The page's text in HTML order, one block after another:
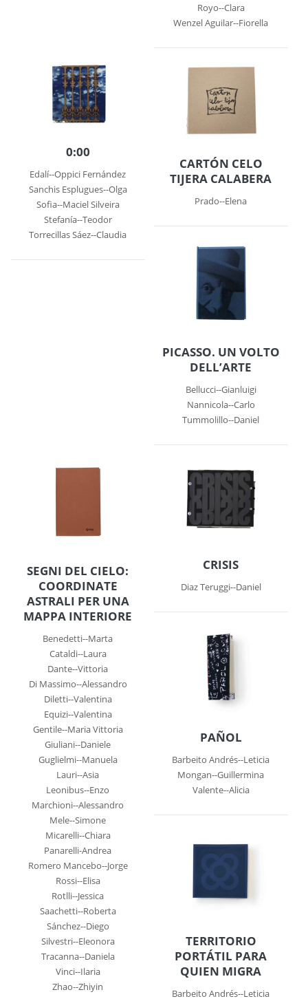
Royo--Clara
Wenzel Aguilar--Fiorella
0:00
Edalí--Oppici Fernández
Sanchis Esplugues--Olga
Sofia--Maciel Silveira
Stefanía--Teodor
Torrecillas Sáez--Claudia
CARTÓN CELO
TIJERA CALABERA
Prado--Elena
PICASSO. UN VOLTO
DELL’ARTE
Bellucci--Gianluigi
Nannicola--Carlo
Tummolillo--Daniel
SEGNI DEL CIELO:
COORDINATE
ASTRALI PER UNA
MAPPA INTERIORE
Benedetti--Marta
Cataldi--Laura
Dante--Vittoria
Di Massimo--Alessandro
Diletti--Valentina
Equizi--Valentina
Gentile--Maria Vittoria
Giuliani--Daniele
Guglielmi--Manuela
Lauri--Asia
Leonibus--Enzo
Marchioni--Alessandro
Mele--Simone
Micarelli--Chiara
Panarelli-Andrea
Romero Mancebo--Jorge
Rossi--Elisa
Rotlli--Jessica
Saachetti--Roberta
Sánchez--Diego
Silvestri--Eleonora
Tracanna--Daniela
Vinci--Ilaria
Zhao--Zhiyin
CRISIS
Diaz Teruggi--Daniel
PAÑOL
Barbeito Andrés--Leticia
Mongan--Guillermina
Valente--Alicia
TERRITORIO
PORTÁTIL PARA
QUIEN MIGRA
Barbeito Andrés--Leticia